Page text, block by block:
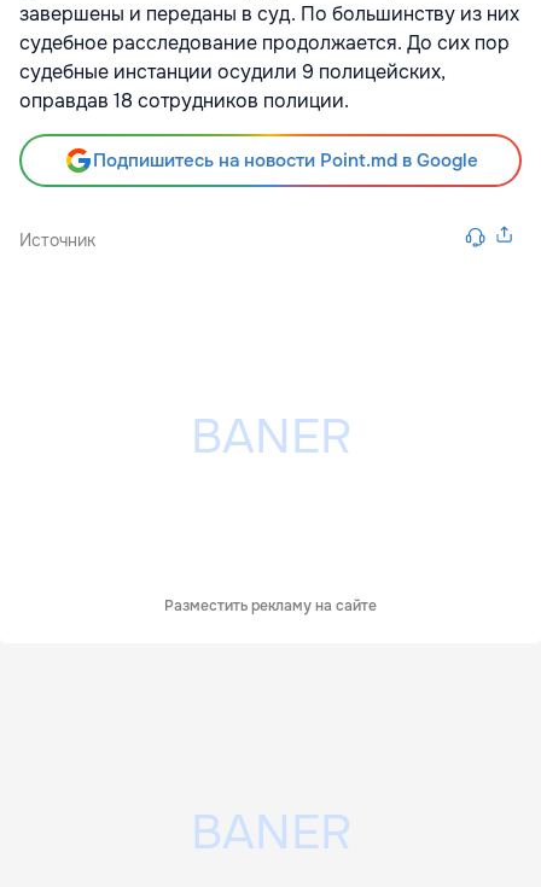
завершены и переданы в суд. По большинству из них
судебное расследование продолжается. До сих пор
судебные инстанции осудили 9 полицейских,
оправдав 18 сотрудников полиции.
Подпишитесь на новости Point.md в Google
Источник
Разместить рекламу на сайте